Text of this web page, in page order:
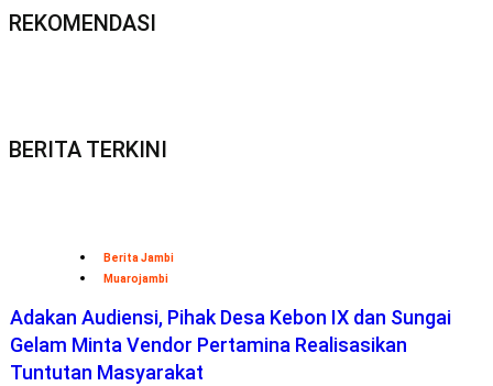
REKOMENDASI
BERITA TERKINI
Berita Jambi
Muarojambi
Adakan Audiensi, Pihak Desa Kebon IX dan Sungai
Gelam Minta Vendor Pertamina Realisasikan
Tuntutan Masyarakat